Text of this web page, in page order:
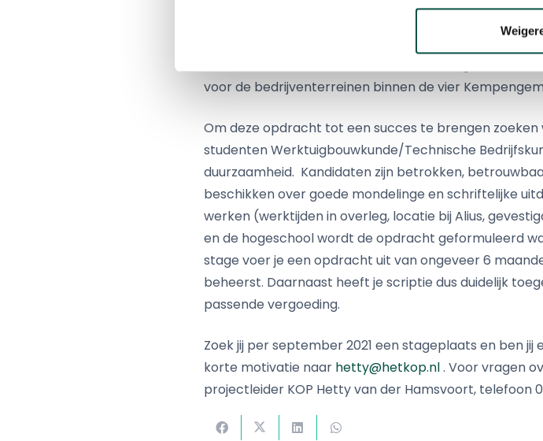
voor de bedrijventerreinen binnen de vier
Om deze opdracht tot een succes te brengen
studenten Werktuigbouwkunde/Technische
duurzaamheid. Kandidaten zijn betrokken,
beschikken over goede mondelinge en schriftelijke
werken (werktijden in overleg, locatie bij Alius,
en de hogeschool wordt de opdracht geformuleerd
stage voer je een opdracht uit van ongeveer 6
beheerst. Daarnaast heeft je scriptie dus duidelijk
passende vergoeding.
Zoek jij per september 2021 een stageplaats en ben
korte motivatie naar hetty@hetkop.nl. Voor vragen
projectleider KOP Hetty van der Hamsvoort, telefoon